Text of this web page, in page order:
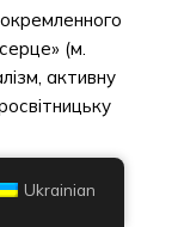
(м.
активну
Ukrainian